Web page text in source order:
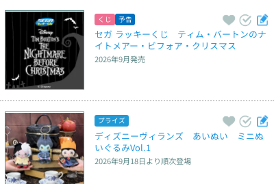
くじ 予告
セガ ラッキーくじ　ティム・バートンのナ
イトメアー・ビフォア・クリスマス
2026年9月発売
プライズ
ディズニーヴィランズ　あいぬい　ミニぬ
いぐるみVol.1
2026年9月18日より順次登場